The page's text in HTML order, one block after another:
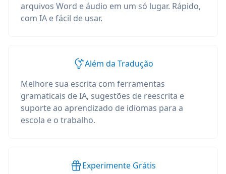
arquivos Word e áudio em um só lugar. Rápido,
com IA e fácil de usar.
Além da Tradução
Melhore sua escrita com ferramentas
gramaticais de IA, sugestões de reescrita e
suporte ao aprendizado de idiomas para a
escola e o trabalho.
Experimente Grátis